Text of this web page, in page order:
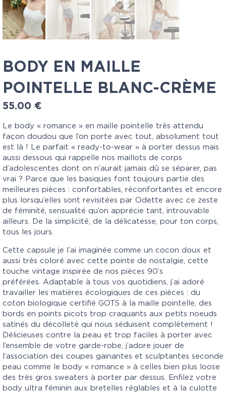
BODY EN MAILLE
POINTELLE BLANC-CRÈME
55.00 €
Le body « romance » en maille pointelle très attendu
façon doudou que l’on porte avec tout, absolument tout
est là ! Le parfait « ready-to-wear » à porter dessus mais
aussi dessous qui rappelle nos maillots de corps
d’adolescentes dont on n’aurait jamais dû se séparer, pas
vrai ? Parce que les basiques font toujours partie des
meilleures pièces : confortables, réconfortantes et encore
plus lorsqu’elles sont revisitées par Odette avec ce zeste
de féminité, sensualité qu’on apprécie tant, introuvable
ailleurs. De la simplicité, de la délicatesse, pour ton corps,
tous les jours.
Cette capsule je l’ai imaginée comme un cocon doux et
aussi très coloré avec cette pointe de nostalgie, cette
touche vintage inspirée de nos pièces 90’s
préférées. Adaptable à tous vos quotidiens, j’ai adoré
travailler les matières écologiques de ces pièces : du
coton biologique certifié GOTS à la maille pointelle, des
bords en points picots trop craquants aux petits noeuds
satinés du décolleté qui nous séduisent complètement !
Délicieuses contre la peau et trop faciles à porter avec
l’ensemble de votre garde-robe, j’adore jouer de
l’association des coupes gainantes et sculptantes seconde
peau comme le body « romance » à celles bien plus loose
des très gros sweaters à porter par dessus. Enfilez votre
body ultra féminin aux bretelles réglables et à la culotte